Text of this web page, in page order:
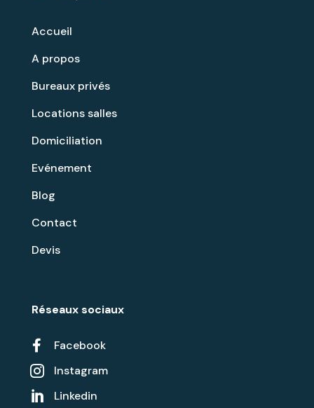
Réseaux sociaux
 Facebook
 Instagram
 Linkedin
Accueil
A propos
Bureaux privés
Locations salles
Domiciliation
Evénement
Blog
Contact
Devis